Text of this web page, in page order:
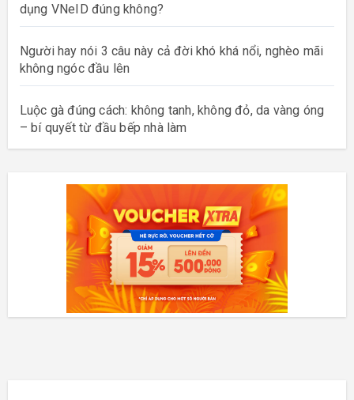
dụng VNeID đúng không?
Người hay nói 3 câu này cả đời khó khá nổi, nghèo mãi
không ngóc đầu lên
Luộc gà đúng cách: không tanh, không đỏ, da vàng óng
– bí quyết từ đầu bếp nhà làm